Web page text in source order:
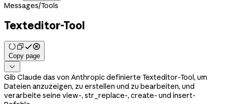
Messages/Tools
Texteditor-Tool
Copy page

Gib Claude das von Anthropic definierte Texteditor-Tool, um
Dateien anzuzeigen, zu erstellen und zu bearbeiten, und
verarbeite seine view-, str_replace-, create- und insert-